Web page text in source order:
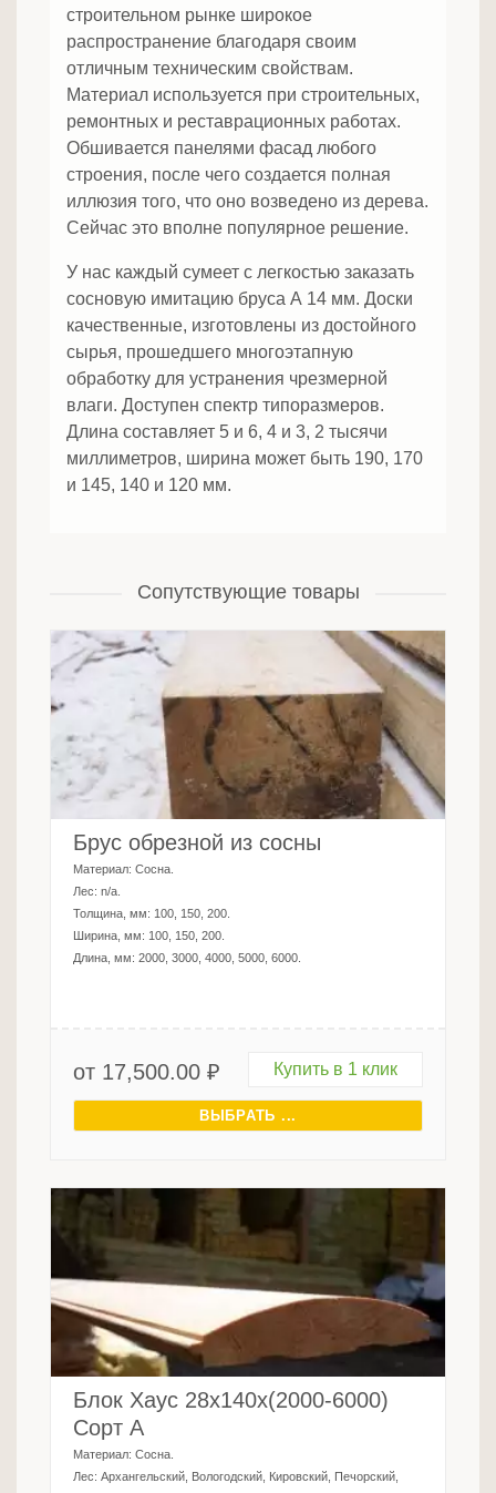
строительном рынке широкое
распространение благодаря своим
отличным техническим свойствам.
Материал используется при строительных,
ремонтных и реставрационных работах.
Обшивается панелями фасад любого
строения, после чего создается полная
иллюзия того, что оно возведено из дерева.
Сейчас это вполне популярное решение.
У нас каждый сумеет с легкостью заказать
сосновую имитацию бруса А 14 мм. Доски
качественные, изготовлены из достойного
сырья, прошедшего многоэтапную
обработку для устранения чрезмерной
влаги. Доступен спектр типоразмеров.
Длина составляет 5 и 6, 4 и 3, 2 тысячи
миллиметров, ширина может быть 190, 170
и 145, 140 и 120 мм.
Сопутствующие товары
Брус обрезной из сосны
Материал: Сосна.
Лес: n/a.
Толщина, мм: 100, 150, 200.
Ширина, мм: 100, 150, 200.
Длина, мм: 2000, 3000, 4000, 5000, 6000.
от 17,500.00 ₽ Купить в 1 клик
ВЫБРАТЬ ...
Блок Хаус 28х140х(2000-6000)
Сорт А
Материал: Сосна.
Лес: Архангельский, Вологодский, Кировский, Печорский,